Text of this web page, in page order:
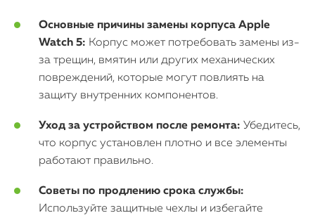
Основные причины замены корпуса Apple
Watch 5: Корпус может потребовать замены из-
за трещин, вмятин или других механических
повреждений, которые могут повлиять на
защиту внутренних компонентов.
Уход за устройством после ремонта: Убедитесь,
что корпус установлен плотно и все элементы
работают правильно.
Советы по продлению срока службы:
Используйте защитные чехлы и избегайте